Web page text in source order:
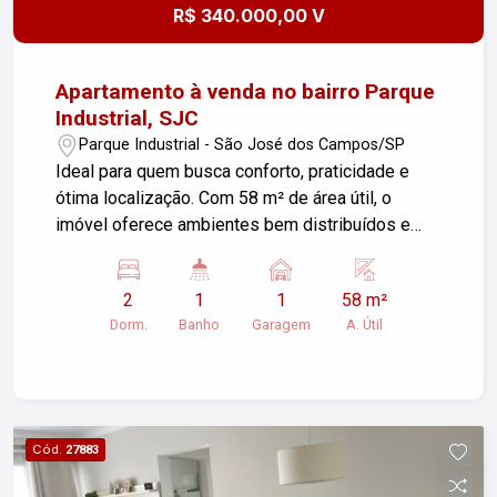
R$ 340.000,00 V
Apartamento à venda no bairro Parque
Industrial, SJC
Parque Industrial - São José dos Campos/SP
Ideal para quem busca conforto, praticidade e
ótima localização. Com 58 m² de área útil, o
imóvel oferece ambientes bem distribuídos e
qualidade no dia a dia. O apartamento conta com:
2 dormitórios com armários planejados Sala
espaçosa e bem iluminada Cozinha com
charme e conforto aos ambientes Sol da tarde,
garantindo iluminação natural e um ambiente
agradável 1 vaga de garagem descoberta
2
Dorm.
1
Banho
1
Garagem
58 m²
A. Útil
Cód. 27883